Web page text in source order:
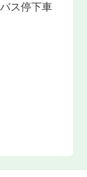
ス停下車